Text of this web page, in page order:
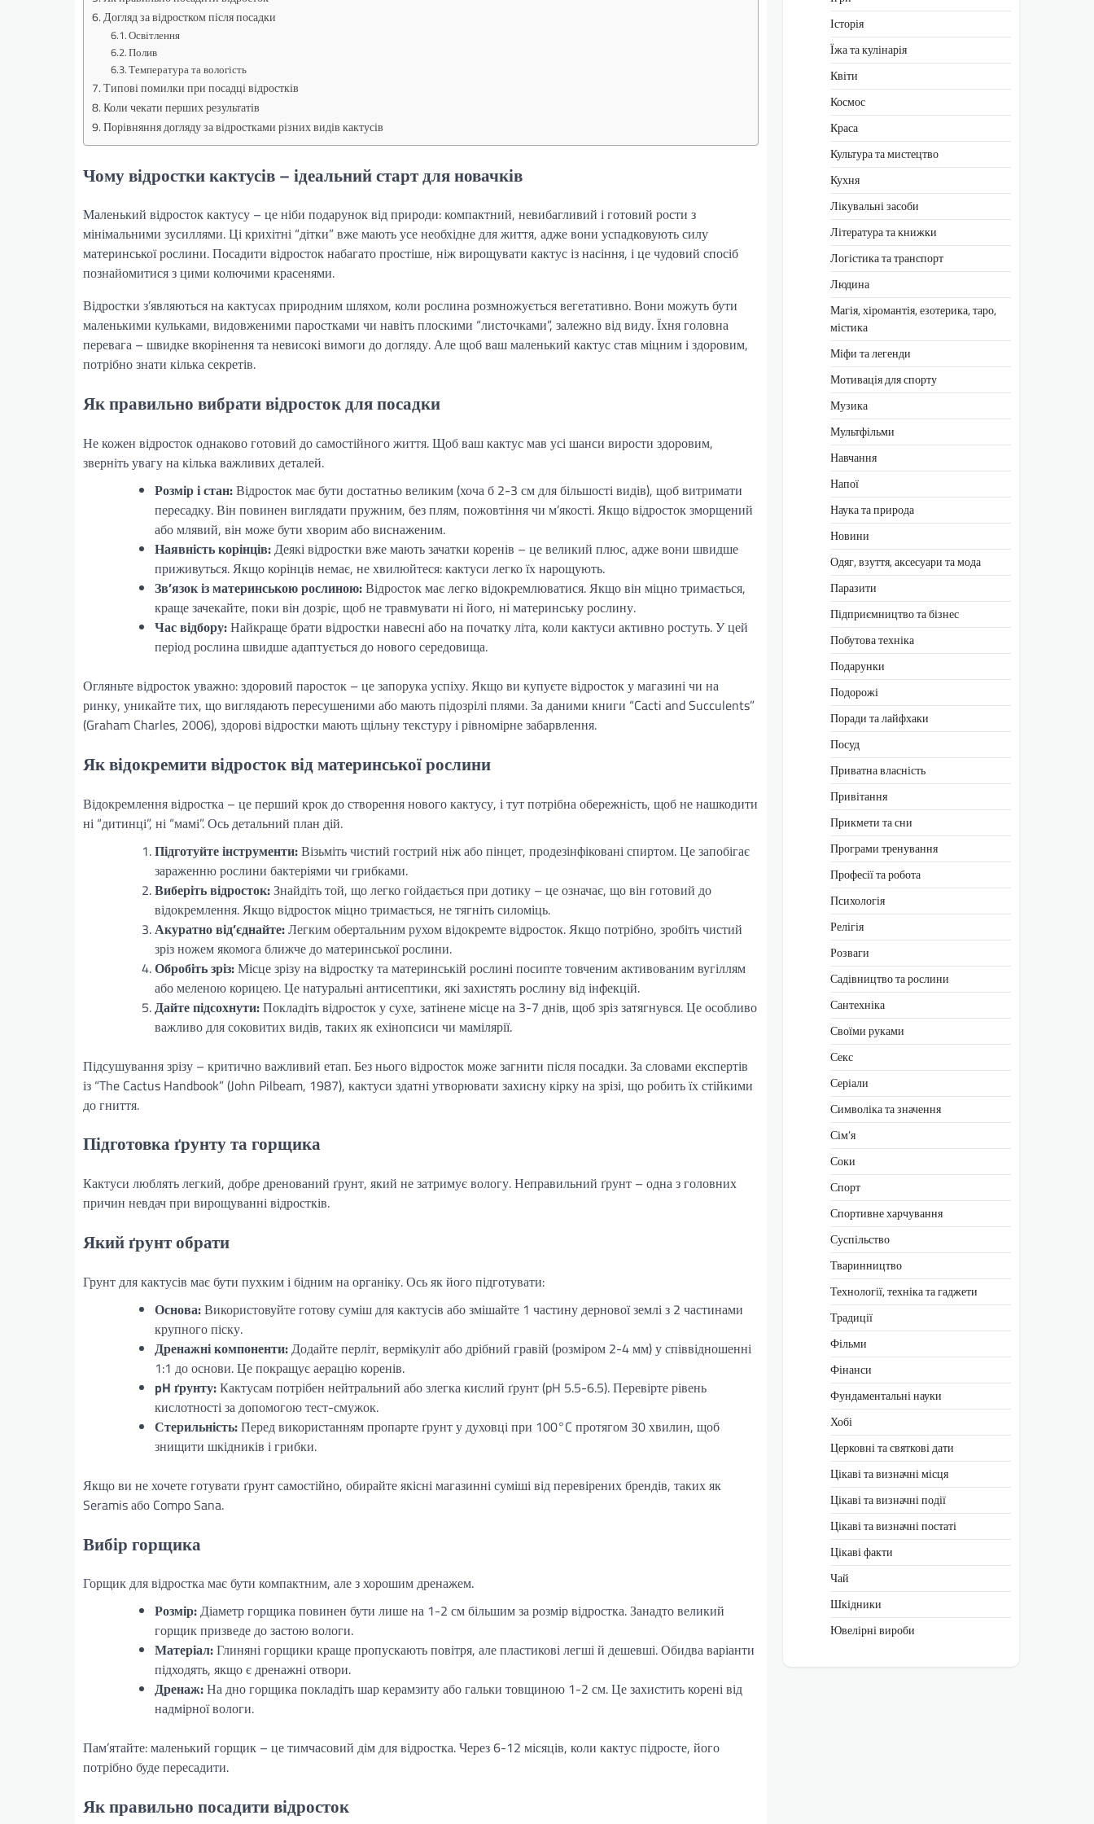
Догляд за відростком після посадки
Освітлення
Полив
Температура та вологість
Типові помилки при посадці відростків
Коли чекати перших результатів
Порівняння догляду за відростками різних видів кактусів
Чому відростки кактусів – ідеальний старт для новачків
Маленький відросток кактусу – це ніби подарунок від природи: компактний, невибагливий і готовий рости з
мінімальними зусиллями. Ці крихітні “дітки” вже мають усе необхідне для життя, адже вони успадковують силу
материнської рослини. Посадити відросток набагато простіше, ніж вирощувати кактус із насіння, і це чудовий спосіб
познайомитися з цими колючими красенями.
Відростки з’являються на кактусах природним шляхом, коли рослина розмножується вегетативно. Вони можуть бути
маленькими кульками, видовженими паростками чи навіть плоскими “листочками”, залежно від виду. Їхня головна
перевага – швидке вкорінення та невисокі вимоги до догляду. Але щоб ваш маленький кактус став міцним і здоровим,
потрібно знати кілька секретів.
Як правильно вибрати відросток для посадки
Не кожен відросток однаково готовий до самостійного життя. Щоб ваш кактус мав усі шанси вирости здоровим,
зверніть увагу на кілька важливих деталей.
Розмір і стан:Відросток має бути достатньо великим (хоча б 2-3 см для більшості видів), щоб витримати
пересадку. Він повинен виглядати пружним, без плям, пожовтіння чи м’якості. Якщо відросток зморщений
або млявий, він може бути хворим або виснаженим.
Наявність корінців:Деякі відростки вже мають зачатки коренів – це великий плюс, адже вони швидше
приживуться. Якщо корінців немає, не хвилюйтеся: кактуси легко їх нарощують.
Зв’язок із материнською рослиною:Відросток має легко відокремлюватися. Якщо він міцно тримається,
краще зачекайте, поки він дозріє, щоб не травмувати ні його, ні материнську рослину.
Час відбору:Найкраще брати відростки навесні або на початку літа, коли кактуси активно ростуть. У цей
період рослина швидше адаптується до нового середовища.
Огляньте відросток уважно: здоровий паросток – це запорука успіху. Якщо ви купуєте відросток у магазині чи на
ринку, уникайте тих, що виглядають пересушеними або мають підозрілі плями. За даними книги “Cacti and Succulents”
(Graham Charles, 2006), здорові відростки мають щільну текстуру і рівномірне забарвлення.
Як відокремити відросток від материнської рослини
Відокремлення відростка – це перший крок до створення нового кактусу, і тут потрібна обережність, щоб не нашкодити
ні “дитинці”, ні “мамі”. Ось детальний план дій.
Підготуйте інструменти:Візьміть чистий гострий ніж або пінцет, продезінфіковані спиртом. Це запобігає
зараженню рослини бактеріями чи грибками.
Виберіть відросток:Знайдіть той, що легко гойдається при дотику – це означає, що він готовий до
відокремлення. Якщо відросток міцно тримається, не тягніть силоміць.
Акуратно від’єднайте:Легким обертальним рухом відокремте відросток. Якщо потрібно, зробіть чистий
зріз ножем якомога ближче до материнської рослини.
Обробіть зріз:Місце зрізу на відростку та материнській рослині посипте товченим активованим вугіллям
або меленою корицею. Це натуральні антисептики, які захистять рослину від інфекцій.
Дайте підсохнути:Покладіть відросток у сухе, затінене місце на 3-7 днів, щоб зріз затягнувся. Це особливо
важливо для соковитих видів, таких як ехінопсиси чи мамілярії.
Підсушування зрізу – критично важливий етап. Без нього відросток може загнити після посадки. За словами експертів
із “The Cactus Handbook” (John Pilbeam, 1987), кактуси здатні утворювати захисну кірку на зрізі, що робить їх стійкими
до гниття.
Підготовка ґрунту та горщика
Кактуси люблять легкий, добре дренований ґрунт, який не затримує вологу. Неправильний ґрунт – одна з головних
причин невдач при вирощуванні відростків.
Який ґрунт обрати
Грунт для кактусів має бути пухким і бідним на органіку. Ось як його підготувати:
Основа:Використовуйте готову суміш для кактусів або змішайте 1 частину дернової землі з 2 частинами
крупного піску.
Дренажні компоненти:Додайте перліт, вермікуліт або дрібний гравій (розміром 2-4 мм) у співвідношенні
1:1 до основи. Це покращує аерацію коренів.
pH ґрунту:Кактусам потрібен нейтральний або злегка кислий ґрунт (pH 5.5-6.5). Перевірте рівень
кислотності за допомогою тест-смужок.
Стерильність:Перед використанням пропарте ґрунт у духовці при 100°C протягом 30 хвилин, щоб
знищити шкідників і грибки.
Якщо ви не хочете готувати ґрунт самостійно, обирайте якісні магазинні суміші від перевірених брендів, таких як
Seramis або Compo Sana.
Вибір горщика
Горщик для відростка має бути компактним, але з хорошим дренажем.
Розмір:Діаметр горщика повинен бути лише на 1-2 см більшим за розмір відростка. Занадто великий
горщик призведе до застою вологи.
Матеріал:Глиняні горщики краще пропускають повітря, але пластикові легші й дешевші. Обидва варіанти
підходять, якщо є дренажні отвори.
Дренаж:На дно горщика покладіть шар керамзиту або гальки товщиною 1-2 см. Це захистить корені від
надмірної вологи.
Пам’ятайте: маленький горщик – це тимчасовий дім для відростка. Через 6-12 місяців, коли кактус підросте, його
потрібно буде пересадити.
Як правильно посадити відросток
Історія
Їжа та кулінарія
Квіти
Космос
Краса
Культура та мистецтво
Кухня
Лікувальні засоби
Література та книжки
Логістика та транспорт
Людина
Магія, хіромантія, езотерика, таро,
містика
Міфи та легенди
Мотивація для спорту
Музика
Мультфільми
Навчання
Напої
Наука та природа
Новини
Одяг, взуття, аксесуари та мода
Паразити
Підприємництво та бізнес
Побутова техніка
Подарунки
Подорожі
Поради та лайфхаки
Посуд
Приватна власність
Привітання
Прикмети та сни
Програми тренування
Професії та робота
Психологія
Релігія
Розваги
Садівництво та рослини
Сантехніка
Своїми руками
Секс
Серіали
Символіка та значення
Сім’я
Соки
Спорт
Спортивне харчування
Суспільство
Тваринництво
Технології, техніка та гаджети
Традиції
Фільми
Фінанси
Фундаментальні науки
Хобі
Церковні та святкові дати
Цікаві та визначні місця
Цікаві та визначні події
Цікаві та визначні постаті
Цікаві факти
Чай
Шкідники
Ювелірні вироби